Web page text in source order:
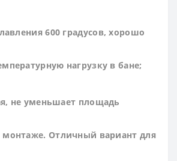
600 градусов, хорошо
нагрузку в бане;
не уменьшает площадь
Отличный вариант для